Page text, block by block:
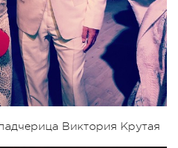
Виктория Крутая